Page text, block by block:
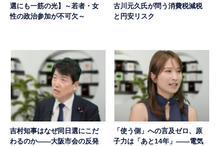
選にも一筋の光】～若者・女
性の政治参加が不可欠～
古川元久氏が問う消費税減税
と円安リスク
吉村知事はなぜ同日選にこだ
わるのか――大阪市会の反発
「使う側」への言及ゼロ、原
子力は「あと14年」――電気